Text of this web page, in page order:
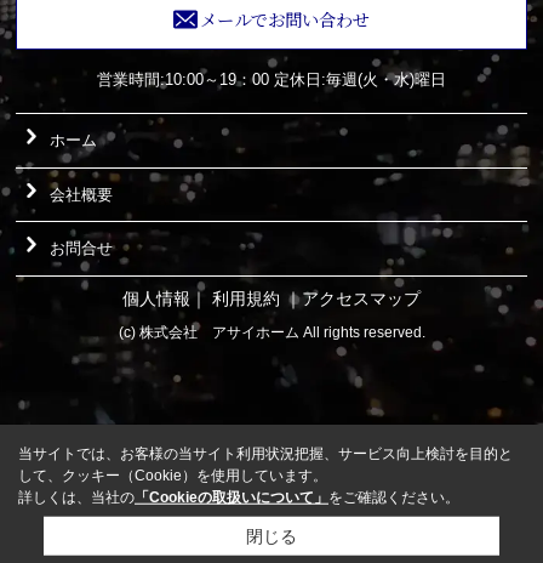
メールでお問い合わせ
営業時間:10:00～19：00 定休日:毎週(火・水)曜日
ホーム
会社概要
お問合せ
個人情報 ｜ 利用規約 ｜アクセスマップ
(c) 株式会社 アサイホーム All rights reserved.
当サイトでは、お客様の当サイト利用状況把握、サービス向上検討を目的と
して、クッキー（Cookie）を使用しています。
詳しくは、当社の 「Cookieの取扱いについて」 をご確認ください。
閉じる